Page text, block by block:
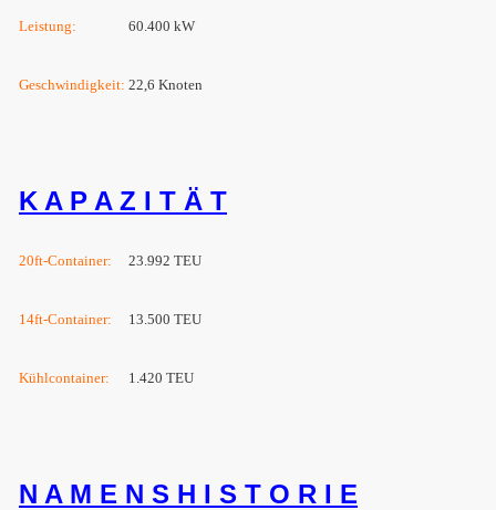
Leistung: 60.400 kW
Geschwindigkeit: 22,6 Knoten
K A P A Z I T Ä T
20ft-Container: 23.992 TEU
14ft-Container: 13.500 TEU
Kühlcontainer: 1.420 TEU
N A M E N S H I S T O R I E